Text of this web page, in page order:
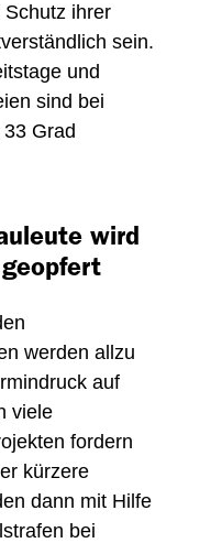
ihrer
sein.
und
sind bei
Grad
wird
werden allzu
auf
viele
fordern
kürzere
dann mit Hilfe
bei